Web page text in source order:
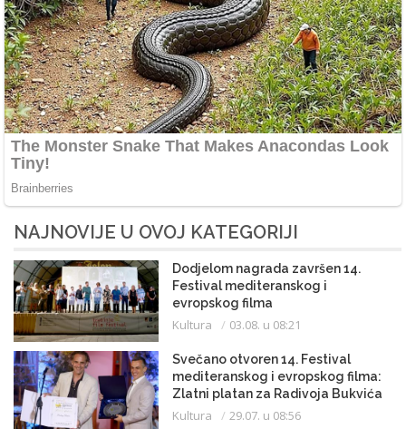
NAJNOVIJE U OVOJ KATEGORIJI
Dodjelom nagrada završen 14.
Festival mediteranskog i
evropskog filma
Kultura 03.08. u 08:21
Svečano otvoren 14. Festival
mediteranskog i evropskog filma:
Zlatni platan za Radivoja Bukvića
Kultura 29.07. u 08:56